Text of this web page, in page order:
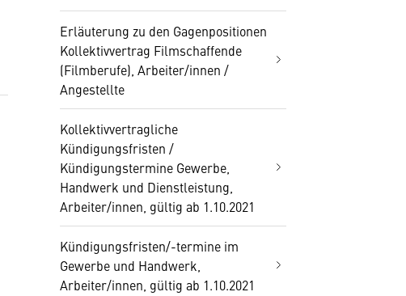
Erläuterung zu den Gagenpositionen
Kollektivvertrag Filmschaffende
(Filmberufe), Arbeiter/innen /
Angestellte
Kollektivvertragliche
Kündigungsfristen /
Kündigungstermine Gewerbe,
Handwerk und Dienstleistung,
Arbeiter/innen, gültig ab 1.10.2021
Kündigungsfristen/-termine im
Gewerbe und Handwerk,
Arbeiter/innen, gültig ab 1.10.2021